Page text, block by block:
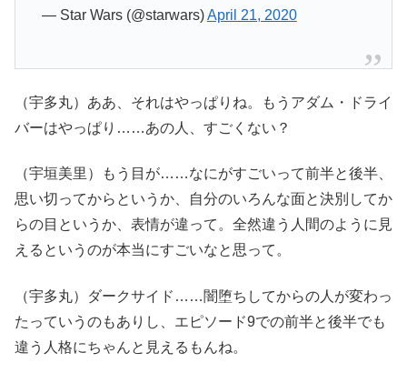
— Star Wars (@starwars)April 21, 2020
（宇多丸）ああ、それはやっぱりね。もうアダム・ドライ
バーはやっぱり……あの人、すごくない？
（宇垣美里）もう目が……なにがすごいって前半と後半、
思い切ってからというか、自分のいろんな面と決別してか
らの目というか、表情が違って。全然違う人間のように見
えるというのが本当にすごいなと思って。
（宇多丸）ダークサイド……闇堕ちしてからの人が変わっ
たっていうのもありし、エピソード9での前半と後半でも
違う人格にちゃんと見えるもんね。